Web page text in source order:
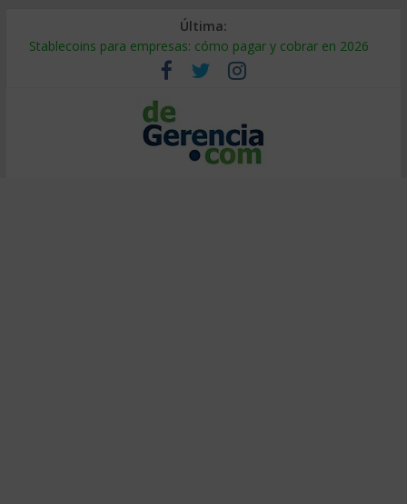
Última:
Stablecoins para empresas: cómo pagar y cobrar en 2026
Despido silencioso: qué es y por qué sale tan caro
IA en selección de personal: cómo auditarla a tiempo
Trabajo forzoso en la cadena de suministro: qué hacer
Mercado hispano de EE. UU.: cómo segmentarlo y venderle